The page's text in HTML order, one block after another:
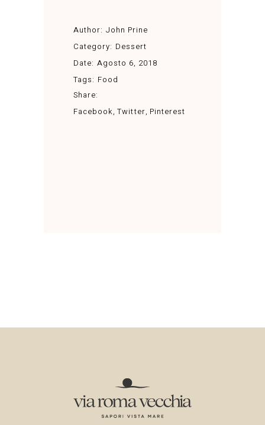
Author: John Prine
Category: Dessert
Date: Agosto 6, 2018
Tags: Food
Share:
Facebook Twitter Pinterest